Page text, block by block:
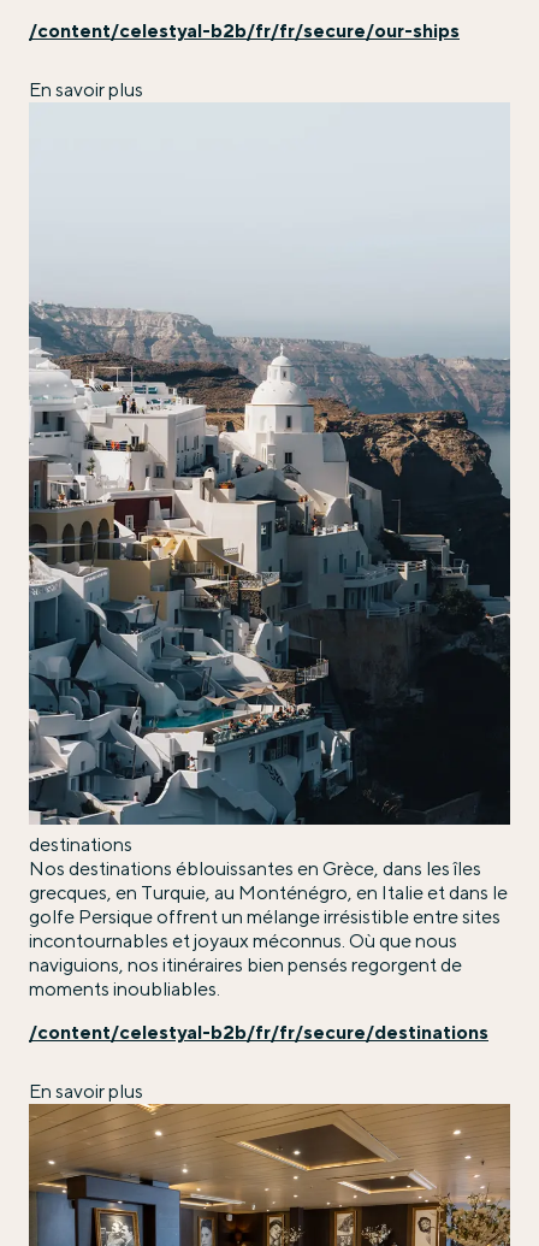
/content/celestyal-b2b/fr/fr/secure/our-ships
En savoir plus
destinations
Nos destinations éblouissantes en Grèce, dans les îles
grecques, en Turquie, au Monténégro, en Italie et dans le
golfe Persique offrent un mélange irrésistible entre sites
incontournables et joyaux méconnus. Où que nous
naviguions, nos itinéraires bien pensés regorgent de
moments inoubliables.
/content/celestyal-b2b/fr/fr/secure/destinations
En savoir plus